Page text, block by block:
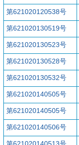
第621020120538号
第621020130519号
第621020130523号
第621020130528号
第621020130532号
第621020140505号
第621020140505号
第621020140506号